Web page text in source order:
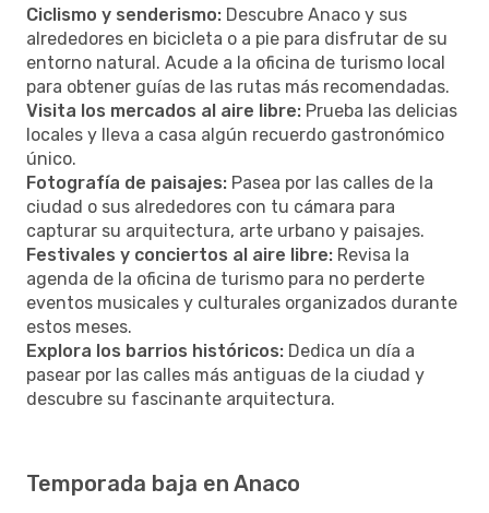
Ciclismo y senderismo: Descubre Anaco y sus
alrededores en bicicleta o a pie para disfrutar de su
entorno natural. Acude a la oficina de turismo local
para obtener guías de las rutas más recomendadas.
Visita los mercados al aire libre: Prueba las delicias
locales y lleva a casa algún recuerdo gastronómico
único.
Fotografía de paisajes: Pasea por las calles de la
ciudad o sus alrededores con tu cámara para
capturar su arquitectura, arte urbano y paisajes.
Festivales y conciertos al aire libre: Revisa la
agenda de la oficina de turismo para no perderte
eventos musicales y culturales organizados durante
estos meses.
Explora los barrios históricos: Dedica un día a
pasear por las calles más antiguas de la ciudad y
descubre su fascinante arquitectura.
Temporada baja en Anaco